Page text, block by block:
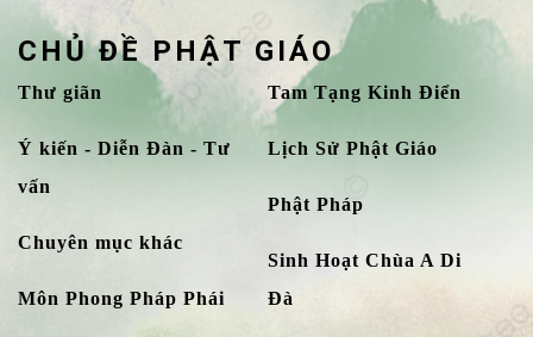
CHỦ ĐỀ PHẬT GIÁO
Thư giãn
Ý kiến - Diễn Đàn - Tư
vấn
Chuyên mục khác
Môn Phong Pháp Phái
Tam Tạng Kinh Điển
Lịch Sử Phật Giáo
Phật Pháp
Sinh Hoạt Chùa A Di
Đà